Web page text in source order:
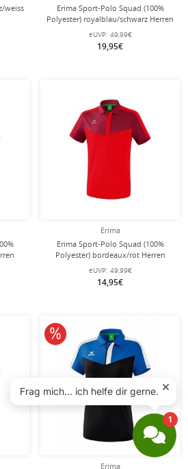
weiss
Erima Sport-Polo Squad (100%
Polyester) royalblau/schwarz Herren
eUVP: 49,99€
19,95€
Erima
Erima Sport-Polo Squad (100%
Polyester) bordeaux/rot Herren
eUVP: 49,99€
14,95€
Erima
10% reduziert